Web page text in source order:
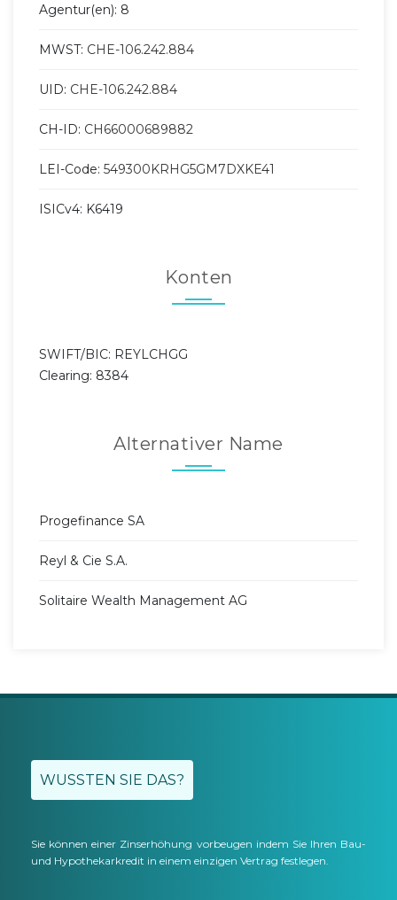
Agentur(en): 8
MWST: CHE-106.242.884
UID: CHE-106.242.884
CH-ID: CH66000689882
LEI-Code: 549300KRHG5GM7DXKE41
ISICv4: K6419
Konten
SWIFT/BIC: REYLCHGG
Clearing: 8384
Alternativer Name
Progefinance SA
Reyl & Cie S.A.
Solitaire Wealth Management AG
WUSSTEN SIE DAS?
Sie können einer Zinserhöhung vorbeugen indem Sie Ihren Bau-
und Hypothekarkredit in einem einzigen Vertrag festlegen.